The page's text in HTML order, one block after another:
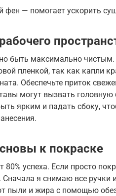
фен — помогает ускорить
быть максимально чистым.
пленкой, так как капли
Обеспечьте приток
могут вызвать
ярким и падать сбоку,
к покраске
80% успеха. Если просто
Сначала я снимаю все ручки
пыли и жира с помощью